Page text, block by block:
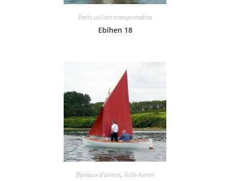
Petits voiliers transportables
Ebihen 18
Bateaux d'aviron, Voile-Aviron